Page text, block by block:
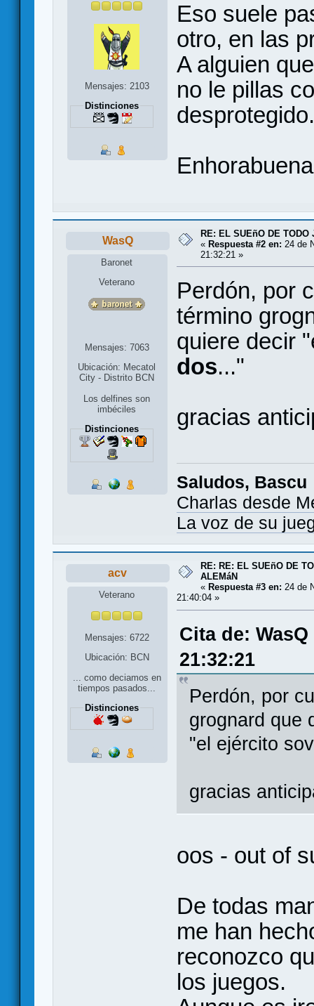
Mensajes: 2103
Distinciones
Eso suele
otro, en las
A alguien
no le pillas
WasQ
Baronet
Veterano
Mensajes: 7063
Ubicación: Mecatol
City - Distrito BCN
Los delfines son
imbéciles
Distinciones
RE: EL SUEñO DE TODO
« Respuesta #2 en: 24 de
21:32:21 »
Perdón, por
término
quiere decir
dos..."
gracias
Saludos, Bascu
Charlas desde
La voz de su
acv
Veterano
Mensajes: 6722
Ubicación: BCN
... como deciamos en
tiempos pasados...
Distinciones
RE: RE: EL SUEñO DE
ALEMáN
« Respuesta #3 en: 24 de
21:40:04 »
Cita de:
21:32:21
Perdón, por
grognard que
"el ejército
gracias
oos - out of
De todas
me han
reconozco
los juegos.